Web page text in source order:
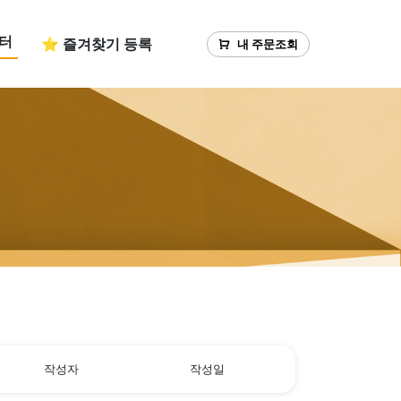
⭐ 즐겨찾기 등록 내 주문조회
작성자 작성일